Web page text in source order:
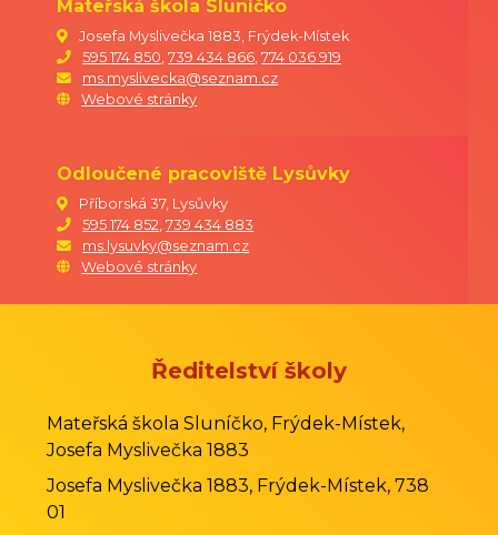
Mateřská škola Sluníčko
Josefa Myslivečka 1883, Frýdek-Místek
595 174 850 ,739 434 866 ,774 036 919
ms.myslivecka@seznam.cz
Webové stránky
Odloučené pracoviště Lysůvky
Příborská 37, Lysůvky
595 174 852 ,739 434 883
ms.lysuvky@seznam.cz
Webové stránky
Ředitelství školy
Mateřská škola Sluníčko, Frýdek-Místek,
Josefa Myslivečka 1883
Josefa Myslivečka 1883, Frýdek-Místek, 738
01